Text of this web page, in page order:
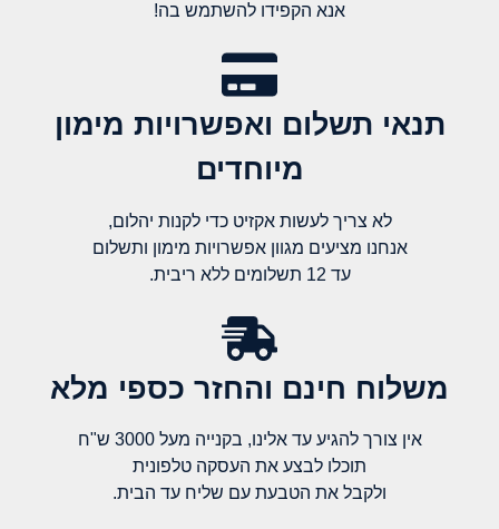
אנא הקפידו להשתמש בה!
תנאי תשלום ואפשרויות מימון
מיוחדים
לא צריך לעשות אקזיט כדי לקנות יהלום,
אנחנו מציעים מגוון אפשרויות מימון ותשלום
עד 12 תשלומים ללא ריבית.
משלוח חינם והחזר כספי מלא​
אין צורך להגיע עד אלינו, בקנייה מעל 3000 ש"ח
תוכלו לבצע את העסקה טלפונית
ולקבל את הטבעת עם שליח עד הבית.